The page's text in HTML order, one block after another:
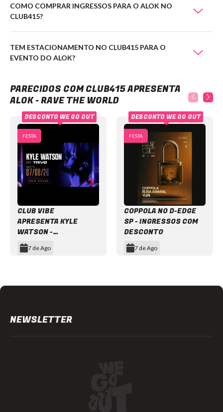
COMO COMPRAR INGRESSOS PARA O ALOK NO
CLUB415?
TEM ESTACIONAMENTO NO CLUB415 PARA O
EVENTO DO ALOK?
PARECIDOS COM CLUB415 APRESENTA
ALOK - RAVE THE WORLD
FESTA
CLUB VIBE
APRESENTA KYLE
WATSON -
INGRESSOS COM
DESCONTO
7 de Ago
DESCONTO WE GO OUT
FESTA
COPPOLA NO D-EDGE
SP - INGRESSOS COM
DESCONTO
7 de Ago
DESCONTO WE GO OUT
NEWSLETTER